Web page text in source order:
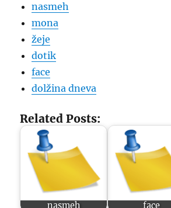
nasmeh
mona
žeje
dotik
face
dolžina dneva
Related Posts: